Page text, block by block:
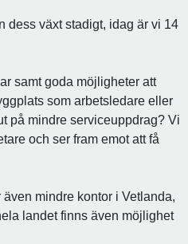
dess växt stadigt, idag är vi 14
samt goda möjligheter att
som arbetsledare eller
på mindre serviceuppdrag? Vi
och ser fram emot att få
mindre kontor i Vetlanda,
landet finns även möjlighet